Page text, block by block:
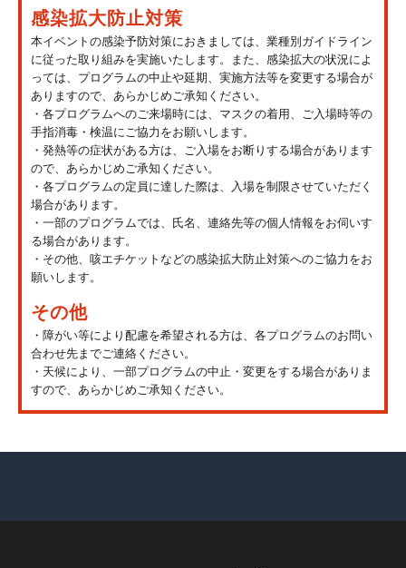
感染拡大防止対策
本イベントの感染予防対策におきましては、業種別ガイドライン
に従った取り組みを実施いたします。また、感染拡大の状況によ
っては、プログラムの中止や延期、実施方法等を変更する場合が
ありますので、あらかじめご承知ください。
・各プログラムへのご来場時には、マスクの着用、ご入場時等の
手指消毒・検温にご協力をお願いします。
・発熱等の症状がある方は、ご入場をお断りする場合があります
ので、あらかじめご承知ください。
・各プログラムの定員に達した際は、入場を制限させていただく
場合があります。
・一部のプログラムでは、氏名、連絡先等の個人情報をお伺いす
る場合があります。
・その他、咳エチケットなどの感染拡大防止対策へのご協力をお
願いします。
その他
・障がい等により配慮を希望される方は、各プログラムのお問い
合わせ先までご連絡ください。
・天候により、一部プログラムの中止・変更をする場合がありま
すので、あらかじめご承知ください。